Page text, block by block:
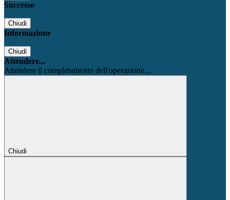
Successo
Chiudi
Informazione
Chiudi
Attendere...
Attendere il completamento dell'operazione...
Chiudi